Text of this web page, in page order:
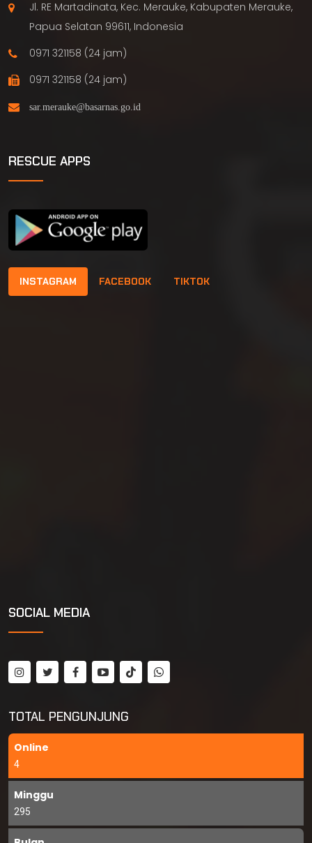
Jl. RE Martadinata, Kec. Merauke, Kabupaten Merauke,
Papua Selatan 99611, Indonesia
0971 321158 (24 jam)
0971 321158 (24 jam)
RESCUE APPS
INSTAGRAM FACEBOOK TIKTOK
SOCIAL MEDIA
TOTAL PENGUNJUNG
Online
4
Minggu
295